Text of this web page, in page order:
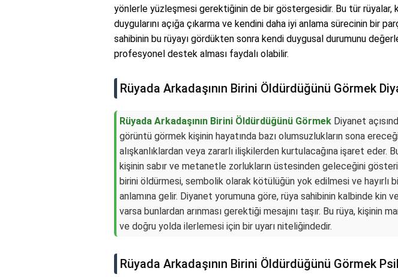
yönlerle yüzleşmesi gerektiğinin de bir göstergesidir. Bu tür rüyalar,
duygularını açığa çıkarma ve kendini daha iyi anlama sürecinin bir
sahibinin bu rüyayı gördükten sonra kendi duygusal durumunu
profesyonel destek alması faydalı olabilir.
Rüyada Arkadaşının Birini Öldürdüğünü Görmek
Rüyada Arkadaşının Birini Öldürdüğünü Görmek Diyanet
görüntü görmek kişinin hayatında bazı olumsuzlukların sona
alışkanlıklardan veya zararlı ilişkilerden kurtulacağına işaret eder.
kişinin sabır ve metanetle zorlukların üstesinden geleceğini
birini öldürmesi, sembolik olarak kötülüğün yok edilmesi ve hayırlı
anlamına gelir. Diyanet yorumuna göre, rüya sahibinin kalbinde kin
varsa bunlardan arınması gerektiği mesajını taşır. Bu rüya, kişinin
ve doğru yolda ilerlemesi için bir uyarı niteliğindedir.
Rüyada Arkadaşının Birini Öldürdüğünü Görmek